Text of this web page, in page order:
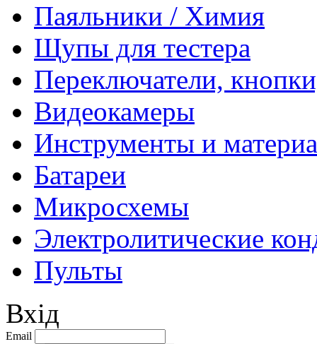
Паяльники / Химия
Щупы для тестера
Переключатели,
Видеокамеры
Инструменты и
Батареи
Микросхемы
Электролитические
Пульты
Вхід
Email